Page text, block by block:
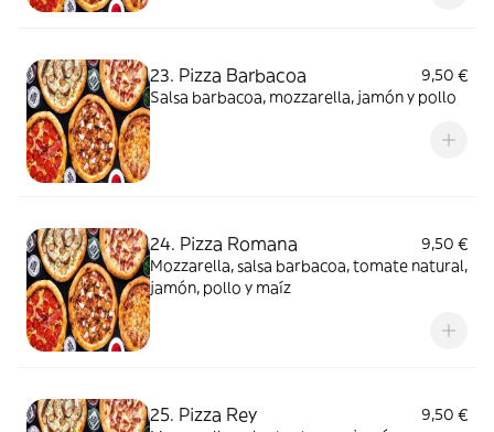
23. Pizza Barbacoa
9,50 €
Salsa barbacoa, mozzarella, jamón y pollo
24. Pizza Romana
9,50 €
Mozzarella, salsa barbacoa, tomate natural,
jamón, pollo y maíz
25. Pizza Rey
9,50 €